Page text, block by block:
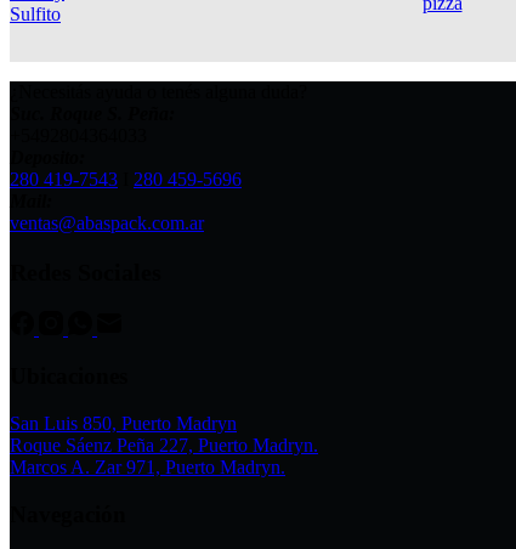
280 419-7543
280 459-5696
ventas@abaspack.com.ar
San Luis 850, Puerto Madryn
Roque Sáenz Peña 227, Puerto Madryn.
Marcos A. Zar 971, Puerto Madryn.